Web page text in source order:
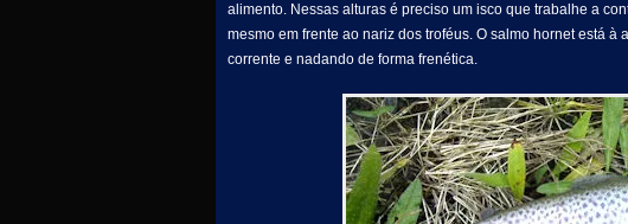
alimento. Nessas alturas é preciso um isco que trabalhe a
mesmo em frente ao nariz dos troféus. O salmo hornet está
corrente e nadando de forma frenética.